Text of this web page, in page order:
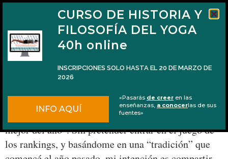
5 canciones espirituales de 2014
Se acaba el 2014 y todo el mundo hace listas con “lo
mejor del año”. Sin pretender entrar en el juego de
los rankings, y basándome en una “tradición” que
CURSO DE HISTORIA Y
FILOSOFÍA DEL YOGA
40h online
INSCRIPCIONES SOLO HASTA EL 20 DE MARZO DE
2026
INFO AQUÍ
«Pasarás de creer en las
enseñanzas, a conocerlas de sus
fuentes»